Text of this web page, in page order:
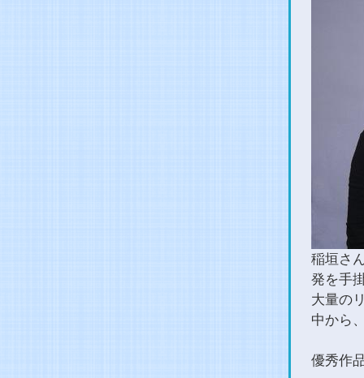
稲垣さ
発を手
大量の
中から
優秀作